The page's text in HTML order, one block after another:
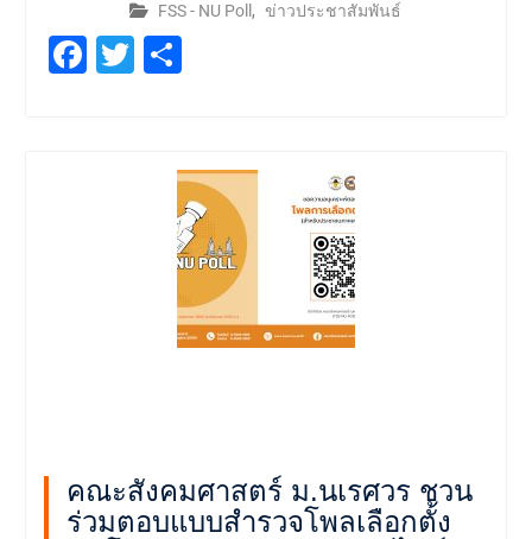
FSS - NU Poll , ข่าวประชาสัมพันธ์
Facebook
Twitter
Share
คณะสังคมศาสตร์ ม.นเรศวร ชวน
ร่วมตอบแบบสำรวจโพลเลือกตั้ง